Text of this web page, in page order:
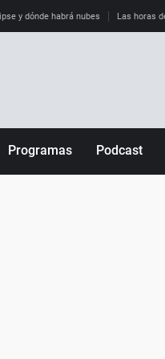
y dónde habrá nubes Las horas
Programas Podcast